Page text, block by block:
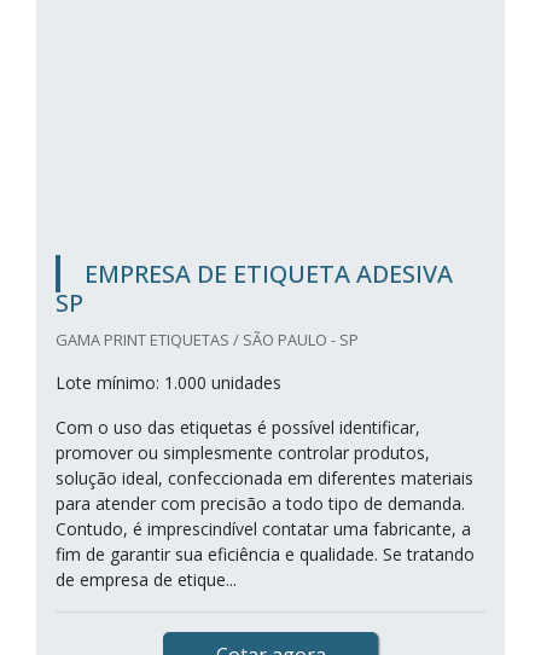
EMPRESA DE ETIQUETA ADESIVA
SP
GAMA PRINT ETIQUETAS / SÃO PAULO - SP
Lote mínimo: 1.000 unidades
Com o uso das etiquetas é possível identificar,
promover ou simplesmente controlar produtos,
solução ideal, confeccionada em diferentes materiais
para atender com precisão a todo tipo de demanda.
Contudo, é imprescindível contatar uma fabricante, a
fim de garantir sua eficiência e qualidade. Se tratando
de empresa de etique...